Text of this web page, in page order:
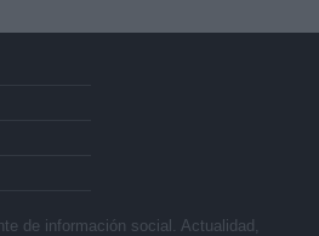
de información social. Actualidad,